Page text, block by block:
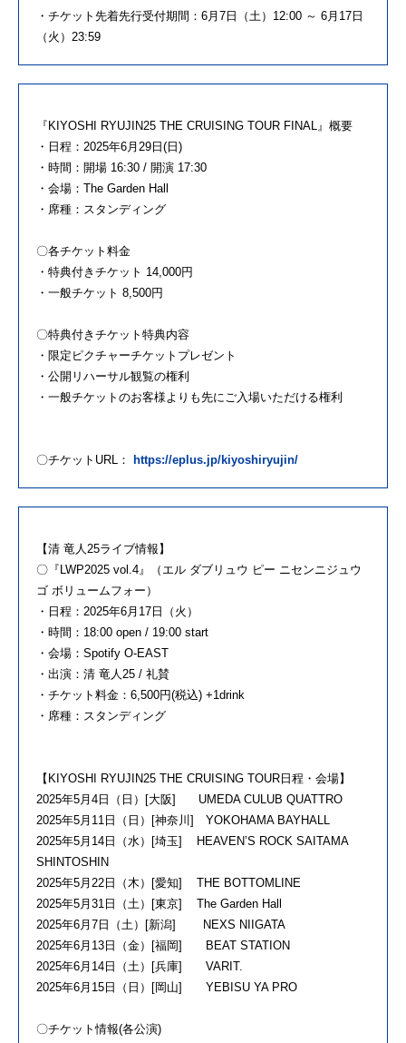
・チケット先着先行受付期間：6月7日（土）12:00 ～ 6月17日
（⽕）23:59
『KIYOSHI RYUJIN25 THE CRUISING TOUR FINAL』概要
・日程：2025年6月29日(日)
・時間：開場 16:30 / 開演 17:30
・会場：The Garden Hall
・席種：スタンディング
〇各チケット料金
・特典付きチケット 14,000円
・一般チケット 8,500円
〇特典付きチケット特典内容
・限定ピクチャーチケットプレゼント
・公開リハーサル観覧の権利
・一般チケットのお客様よりも先にご入場いただける権利
〇チケット URL ： https://eplus.jp/kiyoshiryujin/
【清 竜人25ライブ情報】
〇『LWP2025 vol.4』（エル ダブリュウ ピー ニセンニジュウ
ゴ ボリュームフォー）
・日程：2025年6月17日（火）
・時間：18:00 open / 19:00 start
・会場：Spotify O-EAST
・出演：清 竜人25 / 礼賛
・チケット料金：6,500円(税込) +1drink
・席種：スタンディング
【KIYOSHI RYUJIN25 THE CRUISING TOUR日程・会場】
2025年5月4日（日）[大阪] UMEDA CULUB QUATTRO
2025年5月11日（日）[神奈川] YOKOHAMA BAYHALL
2025年5月14日（水）[埼玉] HEAVEN’S ROCK SAITAMA
SHINTOSHIN
2025年5月22日（木）[愛知] THE BOTTOMLINE
2025年5月31日（土）[東京] The Garden Hall
2025年6月7日（土）[新潟] NEXS NIIGATA
2025年6月13日（金）[福岡] BEAT STATION
2025年6月14日（土）[兵庫] VARIT.
2025年6月15日（日）[岡山] YEBISU YA PRO
〇チケット情報(各公演)